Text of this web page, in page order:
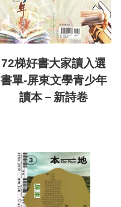
72梯好書大家讀入選
書單-屏東文學青少年
讀本－新詩卷